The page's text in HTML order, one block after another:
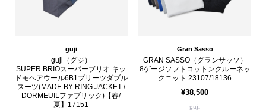
guji
guji（グジ）
SUPER BRIOスーパーブリオ キッ
ドモヘアウール6B1プリーツダブル
スーツ(MADE BY RING JACKET /
DORMEUILファブリック)【春/
夏】17151
Gran Sasso
GRAN SASSO（グランサッソ）
8ゲージソフトコットンクルーネッ
クニット 23107/18136
¥38,500
guji